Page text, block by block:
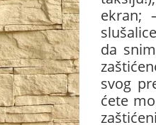
ekran;
da
svog
ćete